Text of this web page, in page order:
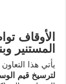
الأوقاف
المستنير
يأتي هذا
لترسيخ قيم